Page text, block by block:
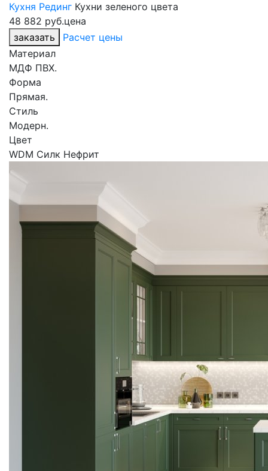
Кухня Рединг Кухни зеленого цвета
48 882 руб.цена
заказать
Расчет цены
Материал
МДФ ПВХ.
Форма
Прямая.
Стиль
Модерн.
Цвет
WDM Силк Нефрит